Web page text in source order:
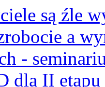
są źle
a
-
dla II etapu